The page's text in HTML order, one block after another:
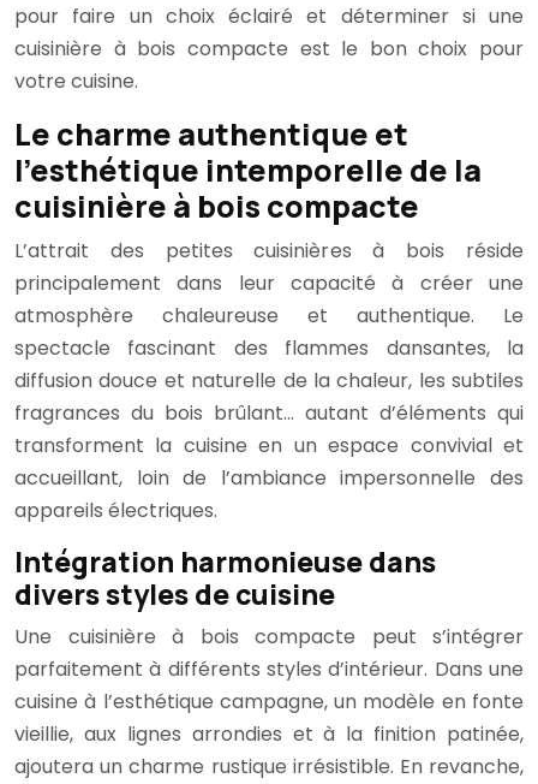
pour faire un choix éclairé et déterminer si une
cuisinière à bois compacte est le bon choix pour
votre cuisine.
Le charme authentique et
l’esthétique intemporelle de la
cuisinière à bois compacte
L’attrait des petites cuisinières à bois réside
principalement dans leur capacité à créer une
atmosphère chaleureuse et authentique. Le
spectacle fascinant des flammes dansantes, la
diffusion douce et naturelle de la chaleur, les subtiles
fragrances du bois brûlant… autant d’éléments qui
transforment la cuisine en un espace convivial et
accueillant, loin de l’ambiance impersonnelle des
appareils électriques.
Intégration harmonieuse dans
divers styles de cuisine
Une cuisinière à bois compacte peut s’intégrer
parfaitement à différents styles d’intérieur. Dans une
cuisine à l’esthétique campagne, un modèle en fonte
vieillie, aux lignes arrondies et à la finition patinée,
ajoutera un charme rustique irrésistible. En revanche,